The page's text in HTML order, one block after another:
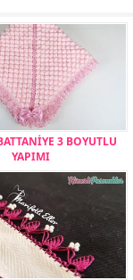
3 BOYUTLU
YAPIMI